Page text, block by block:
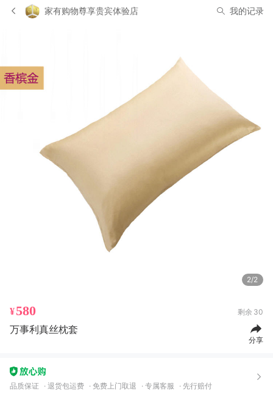
家有购物尊享贵宾体验店 我的记录
2/2
¥580 剩余 30
万事利真丝枕套
分享
品质保证 退货包运费 免费上门取退 专属客服 先行赔付